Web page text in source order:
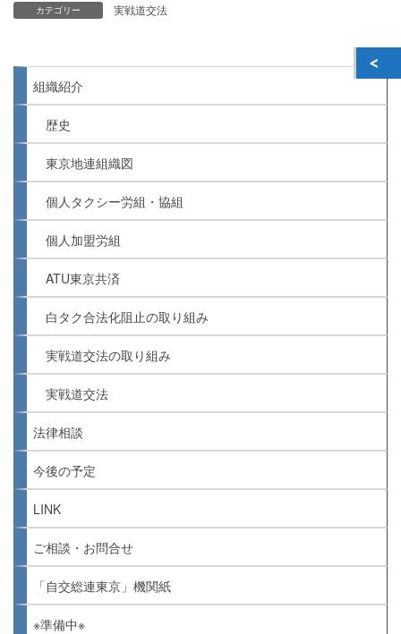
カテゴリー 実戦道交法
組織紹介
歴史
東京地連組織図
個人タクシー労組・協組
個人加盟労組
ATU東京共済
白タク合法化阻止の取り組み
実戦道交法の取り組み
実戦道交法
法律相談
今後の予定
LINK
ご相談・お問合せ
「自交総連東京」機関紙
※準備中※